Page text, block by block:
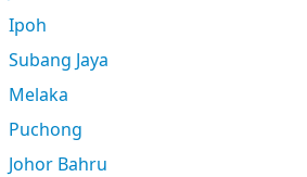
Ipoh
Subang Jaya
Melaka
Puchong
Johor Bahru